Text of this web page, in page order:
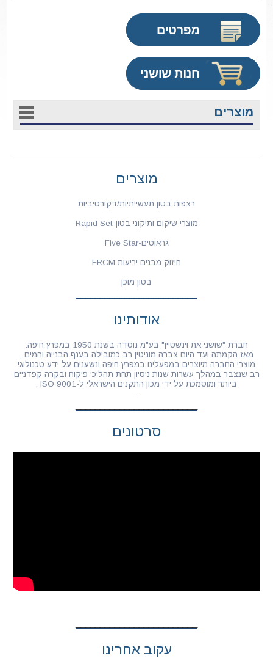
מוצרים
מוצרים
רצפות בטון תעשייתיות/דקורטיביות
מוצרי שיקום ותיקוני בטון-Rapid Set
גראוטים-Five Star
חיזוק מבנים יריעות FRCM
בטון מוכן
אודותינו
חברת "שושני את וינשטיין" בע"מ נוסדה בשנת 1950 במפרץ חיפה.
מאז הקמתה ועד היום צברה מוניטין רב כמובילה בענף הבנייה והמים ,
מוצרי החברה מיוצרים במפעלינו במפרץ חיפה ונשענים על ידע טכנולוגי
רב שנצבר במהלך עשרות שנות ניסיון תחת תהליכי פיקוח ובקרה קפדניים
ביותר ומוסמכת על ידי מכון התקנים הישראלי ל-ISO 9001 .
.
סרטונים
עקוב אחרינו